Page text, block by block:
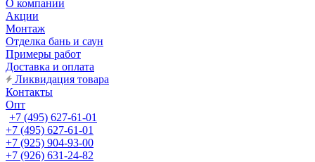
О компании
Акции
Монтаж
Отделка бань и саун
Примеры работ
Доставка и оплата
Ликвидация товара
Контакты
Опт
+7 (495) 627-61-01
+7 (495) 627-61-01
+7 (925) 904-93-00
+7 (926) 631-24-82